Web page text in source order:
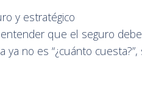
y estratégico
que el seguro
ya no es “¿cuánto